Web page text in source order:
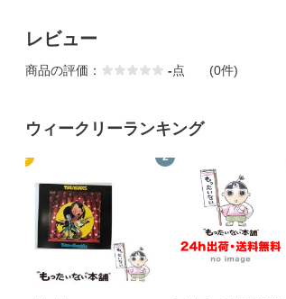
レビュー
商品の評価： -点 (0件)
ウィークリーランキング
1 2